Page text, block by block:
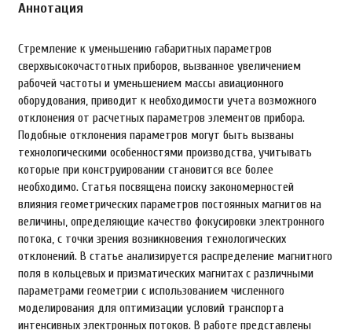
Аннотация
Стремление к уменьшению габаритных параметров
сверхвысокочастотных приборов, вызванное увеличением
рабочей частоты и уменьшением массы авиационного
оборудования, приводит к необходимости учета возможного
отклонения от расчетных параметров элементов прибора.
Подобные отклонения параметров могут быть вызваны
технологическими особенностями производства, учитывать
которые при конструировании становится все более
необходимо. Статья посвящена поиску закономерностей
влияния геометрических параметров постоянных магнитов на
величины, определяющие качество фокусировки электронного
потока, с точки зрения возникновения технологических
отклонений. В статье анализируется распределение магнитного
поля в кольцевых и призматических магнитах с различными
параметрами геометрии с использованием численного
моделирования для оптимизации условий транспорта
интенсивных электронных потоков. В работе представлены